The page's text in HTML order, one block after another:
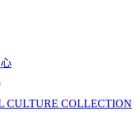
CULTURE COLLECTION